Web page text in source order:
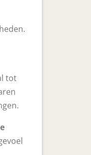
tot